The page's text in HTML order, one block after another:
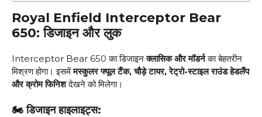
Royal Enfield Interceptor Bear
650: डिजाइन और लुक
Interceptor Bear 650 का डिजाइनक्लासिक और मॉडर्नका बेहतरीन
मिश्रण होगा। इसमेंमस्कुलर फ्यूल टैंक, चौड़े टायर, रेट्रो-स्टाइल राउंड हेडलैंप
और क्रोम फिनिशदेखने को मिलेगा।
🏍डिजाइन हाइलाइट्स: